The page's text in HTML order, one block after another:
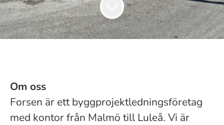
Om oss
Forsen är ett byggprojektledningsföretag
med kontor från Malmö till Luleå. Vi är